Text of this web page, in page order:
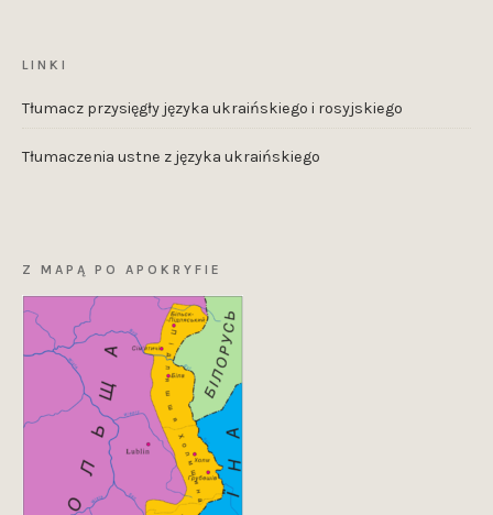
LINKI
Tłumacz przysięgły języka ukraińskiego i rosyjskiego
Tłumaczenia ustne z języka ukraińskiego
Z MAPĄ PO APOKRYFIE